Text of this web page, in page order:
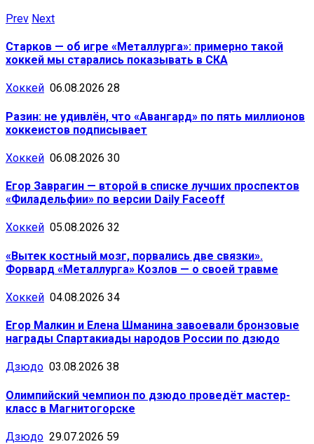
Prev Next
Старков — об игре «Металлурга»: примерно такой
хоккей мы старались показывать в СКА
Хоккей 06.08.2026 28
Разин: не удивлён, что «Авангард» по пять миллионов
хоккеистов подписывает
Хоккей 06.08.2026 30
Егор Заврагин — второй в списке лучших проспектов
«Филадельфии» по версии Daily Faceoff
Хоккей 05.08.2026 32
«Вытек костный мозг, порвались две связки».
Форвард «Металлурга» Козлов — о своей травме
Хоккей 04.08.2026 34
Егор Малкин и Елена Шманина завоевали бронзовые
награды Спартакиады народов России по дзюдо
Дзюдо 03.08.2026 38
Олимпийский чемпион по дзюдо проведёт мастер-
класс в Магнитогорске
Дзюдо 29.07.2026 59